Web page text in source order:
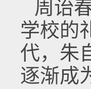
周诒
学校的
代，朱
逐渐成